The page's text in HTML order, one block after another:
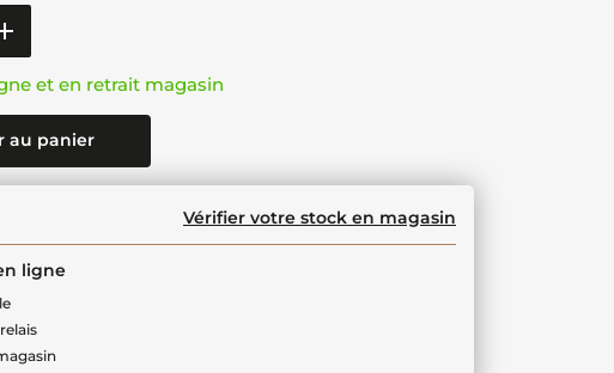
et en retrait magasin
au panier
Vérifier votre stock en magasin
ligne